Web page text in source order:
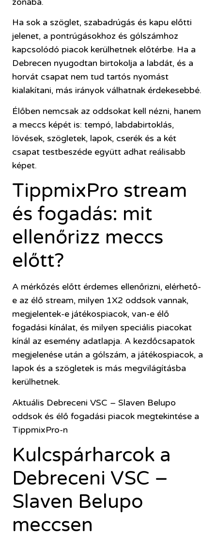
Ha sok a szöglet, szabadrúgás és kapu előtti
jelenet, a pontrúgásokhoz és gólszámhoz
kapcsolódó piacok kerülhetnek előtérbe. Ha a
Debrecen nyugodtan birtokolja a labdát, és a
horvát csapat nem tud tartós nyomást
kialakítani, más irányok válhatnak érdekesebbé.
Élőben nemcsak az oddsokat kell nézni, hanem
a meccs képét is: tempó, labdabirtoklás,
lövések, szögletek, lapok, cserék és a két
csapat testbeszéde együtt adhat reálisabb
képet.
TippmixPro stream
és fogadás: mit
ellenőrizz meccs
előtt?
A mérkőzés előtt érdemes ellenőrizni, elérhető-
e az élő stream, milyen 1X2 oddsok vannak,
megjelentek-e játékospiacok, van-e élő
fogadási kínálat, és milyen speciális piacokat
kínál az esemény adatlapja. A kezdőcsapatok
megjelenése után a gólszám, a játékospiacok, a
lapok és a szögletek is más megvilágításba
kerülhetnek.
Aktuális Debreceni VSC – Slaven Belupo
oddsok és élő fogadási piacok megtekintése a
TippmixPro-n
Kulcspárharcok a
Debreceni VSC –
Slaven Belupo
meccsen